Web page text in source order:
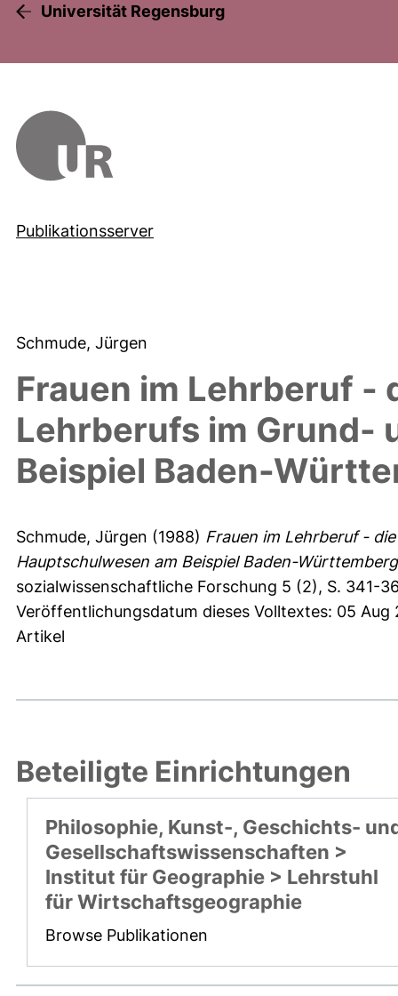
Universität Regensburg
Publikationsserver
Schmude, Jürgen
Frauen im Lehrberuf -
Lehrberufs im Grund-
Beispiel Baden-
Schmude, Jürgen (1988) Frauen im Lehrberuf -
Hauptschulwesen am Beispiel Baden-
sozialwissenschaftliche Forschung 5 (2), S. 341-
Veröffentlichungsdatum dieses Volltextes: 05 Aug
Artikel
Beteiligte Einrichtungen
Philosophie, Kunst-, Geschichts-
Gesellschaftswissenschaften >
Institut für Geographie > Lehrstuhl
für Wirtschaftsgeographie
Browse Publikationen